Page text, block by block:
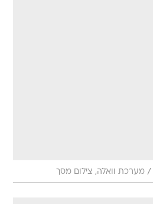
/ מערכת וואלה, צילום מסך